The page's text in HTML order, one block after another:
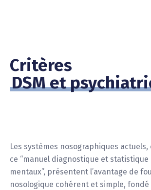
Critères
DSM et
Les systèmes nosographiques
ce “manuel diagnostique et
mentaux”, présentent l’avantage de
nosologique cohérent et simple, fondé